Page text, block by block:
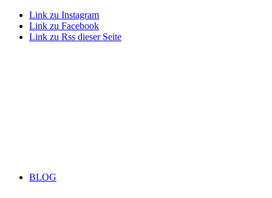
Link zu Instagram
Link zu Facebook
Link zu Rss dieser Seite
BLOG